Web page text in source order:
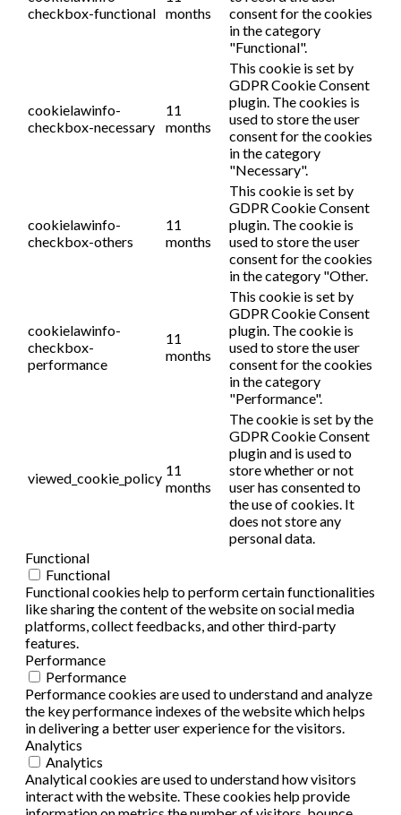
checkbox-functional months
consent for the cookies
in the category
"Functional".
cookielawinfo-
checkbox-necessary
11
months
This cookie is set by
GDPR Cookie Consent
plugin. The cookies is
used to store the user
consent for the cookies
in the category
"Necessary".
cookielawinfo-
checkbox-others
11
months
This cookie is set by
GDPR Cookie Consent
plugin. The cookie is
used to store the user
consent for the cookies
in the category "Other.
cookielawinfo-
checkbox-
performance
11
months
This cookie is set by
GDPR Cookie Consent
plugin. The cookie is
used to store the user
consent for the cookies
in the category
"Performance".
viewed_cookie_policy 11
months
The cookie is set by the
GDPR Cookie Consent
plugin and is used to
store whether or not
user has consented to
the use of cookies. It
does not store any
personal data.
Functional
Functional
Functional cookies help to perform certain functionalities
like sharing the content of the website on social media
platforms, collect feedbacks, and other third-party
features.
Performance
Performance
Performance cookies are used to understand and analyze
the key performance indexes of the website which helps
in delivering a better user experience for the visitors.
Analytics
Analytics
Analytical cookies are used to understand how visitors
interact with the website. These cookies help provide